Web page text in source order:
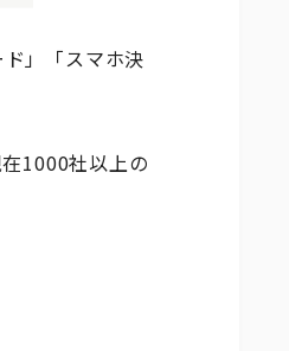
」「スマホ決
1000社以上の